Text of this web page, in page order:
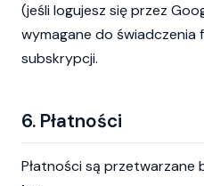
(jeśli logujesz się przez
wymagane do świadczenia
subskrypcji.
6. Płatności
Płatności są przetwarzane